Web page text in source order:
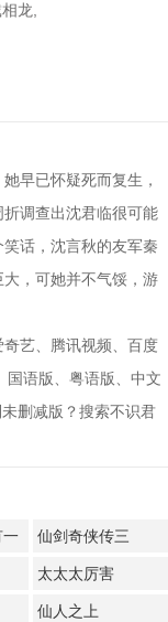
龙,
早已怀疑死而复生，
调查出沈君临很可能
话，沈言秋的友军秦
，可她并不气馁，游
艺、腾讯视频、百度
国语版、粤语版、中文
删减版？搜索不识君
一
仙剑奇侠传三
太太太厉害
仙人之上